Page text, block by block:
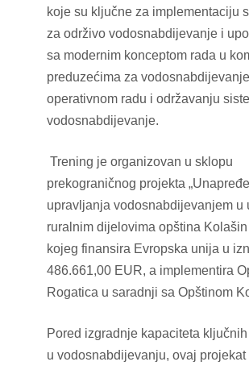
koje su ključne za implementaciju
za održivo vodosnabdijevanje i
sa modernim konceptom rada u
preduzećima za
operativnom radu i održavanju
vodosnabdijevanje.
Trening je organizovan u sklopu
prekograničnog projekta
upravljanja vodosnabdijevanjem u
ruralnim dijelovima opština Kolašin
kojeg finansira Evropska unija u
486.661,00 EUR, a implementira
Rogatica u saradnji sa Opštinom
Pored izgradnje kapaciteta
u vodosnabdijevanju, ovaj projekat